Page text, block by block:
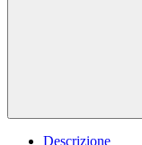
Descrizione